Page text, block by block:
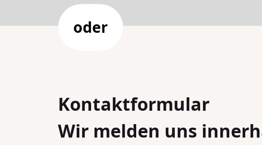
oder
Kontaktformular
Wir melden uns